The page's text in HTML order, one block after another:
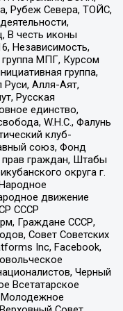
Рубеж Севера, ТОЙС,
В честь иконы
Независимость,
МПГ, Курсом
группа,
Алля-Аят,
Русская
единство,
W.H.С., Фалунь
клуб-
союз, Фонд
граждан, Штабы
округа г.
движение
СССР
Граждане СССР,
Совет Советских
Inc, Facebook,
Черный
Всетатарское
Молодежное